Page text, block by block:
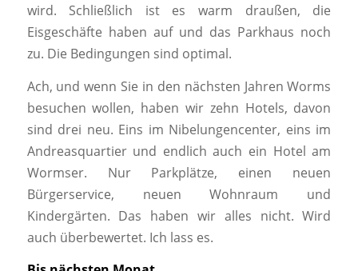
wird. Schließlich ist es warm draußen, die
Eisgeschäfte haben auf und das Parkhaus noch
zu. Die Bedingungen sind optimal.
Ach, und wenn Sie in den nächsten Jahren Worms
besuchen wollen, haben wir zehn Hotels, davon
sind drei neu. Eins im Nibelungencenter, eins im
Andreasquartier und endlich auch ein Hotel am
Wormser. Nur Parkplätze, einen neuen
Bürgerservice, neuen Wohnraum und
Kindergärten. Das haben wir alles nicht. Wird
auch überbewertet. Ich lass es.